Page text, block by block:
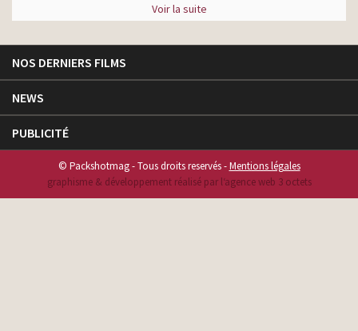
Voir la suite
NOS DERNIERS FILMS
NEWS
PUBLICITÉ
© Packshotmag - Tous droits reservés -Mentions légales
graphisme & développement réalisé par l‘agence web 3 octets